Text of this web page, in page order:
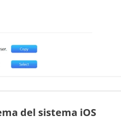
del sistema iOS